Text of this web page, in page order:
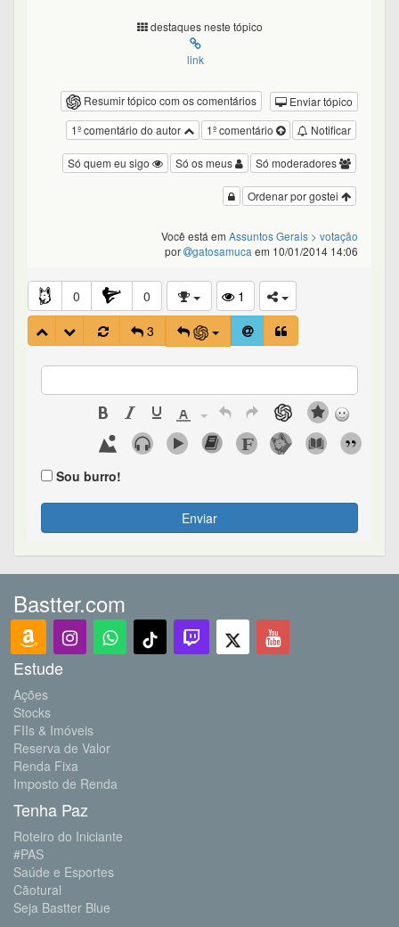
destaques neste tópico
link
Resumir tópico com os comentários
Enviar tópico
Notificar
1º comentário
1º comentário do autor
Só moderadores
Só os meus
Só quem eu sigo
Ordenar por gostei
Você está em Assuntos Gerais > votação
por
gatosamucaem 10/01/2014 14:06
0 0
1
3
Sou burro!
Enviar
Bastter.com
Estude
Ações
Stocks
FIIs & Imóveis
Reserva de Valor
Renda Fixa
Imposto de Renda
Tenha Paz
Roteiro do Iniciante
#PAS
Saúde e Esportes
Cãotural
Seja Bastter Blue